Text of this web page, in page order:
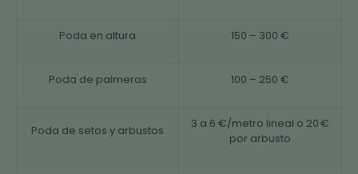
Poda en altura 150 – 300 €
Poda de palmeras 100 – 250 €
Poda de setos y arbustos
3 a 6 €/metro lineal o 20 €
por arbusto